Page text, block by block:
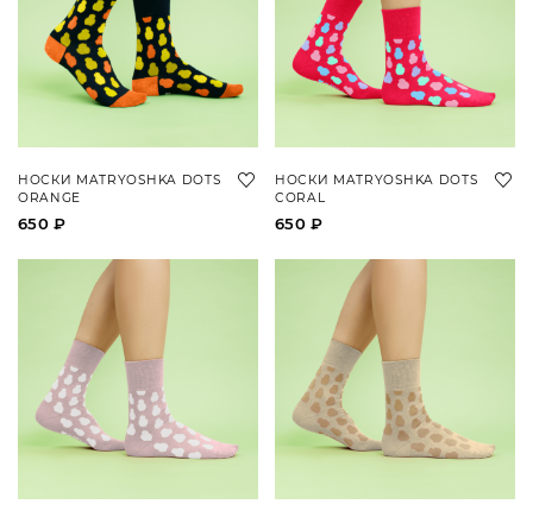
НОСКИ MATRYOSHKA DOTS
ORANGE
650 ₽
НОСКИ MATRYOSHKA DOTS
CORAL
650 ₽